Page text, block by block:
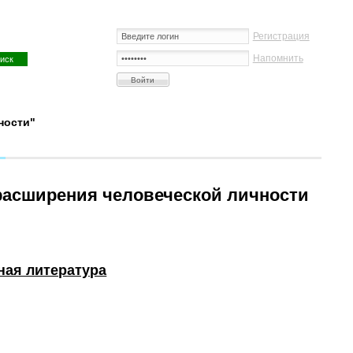
Регистрация
Напомнить
человеческой личности
литература